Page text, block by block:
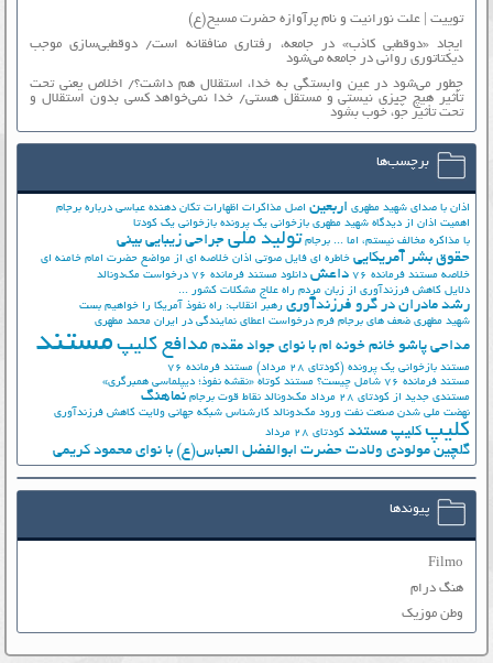
توییت | علت نورانیت و نام پرآوازه حضرت مسیح(ع)
ایجاد «دوقطبی کاذب» در جامعه، رفتاری منافقانه است/ دوقطبی‌سازی موجب
دیکتاتوری روانی در جامعه می‌شود
چطور می‌شود در عین وابستگی به خدا، استقلال هم داشت؟/ اخلاص یعنی تحت
تأثیر هیچ چیزی نیستی و مستقل هستی/ خدا نمی‌خواهد کسی بدون استقلال و
تحت تأثیر جوّ، خوب بشود
برچسب‌ها
اذان با صدای شهید مطهری اربعین اصل مذاکرات اظهارات تکان دهنده عباسی درباره برجام
اهمیت اذان از دیدگاه شهید مطهری بازخوانی یک پرونده بازخوانی یک کودتا
با مذاکره مخالف نیستم، اما ... برجام تولید ملی جراحی زیبایی بینی
حقوق بشر آمریکایی خاطره ای فایل صوتی اذان خلاصه ای از مواضع حضرت امام خامنه ای
خلاصه مستند فرمانده 76
داعش دانلود مستند فرمانده 76
درخواست مک‌دونالد
دلایل کاهش فرزندآوری از زبان مردم راه علاج مشکلات کشور ...
رشد مادران در گرو فرزندآوری رهبر انقلاب: راه نفوذ آمریکا را خواهیم بست
شهید مطهری ضعف های برجام فرم درخواست اعطای نمایندگی در ایران محمد مطهری
مداحی پاشو خانم خونه ام با نوای جواد مقدم مدافع کلیپ مستند
مستند بازخوانی یک پرونده (کودتای 28 مرداد)
مستند فرمانده 76
مستند فرمانده 76 شامل چیست؟
مستند کوتاه «نقشه نفوذ؛ دیپلماسی همبرگری»
مستندی جدید از کودتای 28 مرداد
مک‌دونالد نقاط قوت برجام نماهنگ
نهضت ملي شدن صنعت نفت ورود مک‌دونالد کارشناس شبکه جهانی ولایت کاهش فرزندآوری
کلیپ کلیپ مستند کودتای 28 مرداد
گلچین مولودی ولادت حضرت ابوالفضل العباس(ع) با نوای محمود کریمی
پیوندها
Filmo
هنگ درام
وطن موزیک